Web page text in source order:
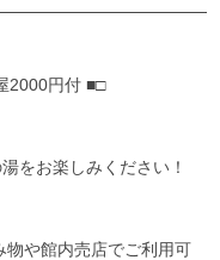
2000円付 ■□
をお楽しみください！
や館内売店でご利用可